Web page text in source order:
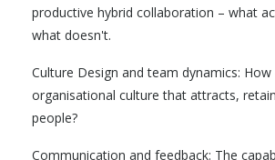
productive hybrid collaboration – what
what doesn't.
Culture Design and team dynamics:
organisational culture that attracts,
people?
Communication and feedback: The